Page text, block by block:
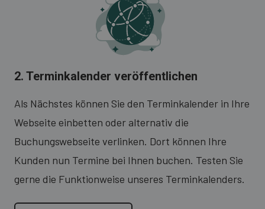
2. Terminkalender veröffentlichen
Als Nächstes können Sie den Terminkalender in Ihre
Webseite einbetten oder alternativ die
Buchungswebseite verlinken. Dort können Ihre
Kunden nun Termine bei Ihnen buchen. Testen Sie
gerne die Funktionweise unseres Terminkalenders.